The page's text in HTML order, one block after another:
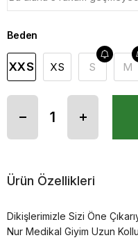
Beden
XXS XS S M
Ürün Özellikleri
Dikişlerimizle Sizi Öne
Nur Medikal Giyim Uzun